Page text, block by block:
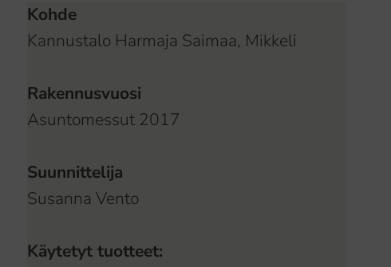
Kohde
Kannustalo Harmaja Saimaa, Mikkeli
Rakennusvuosi
Asuntomessut 2017
Suunnittelija
Susanna Vento
Käytetyt tuotteet: